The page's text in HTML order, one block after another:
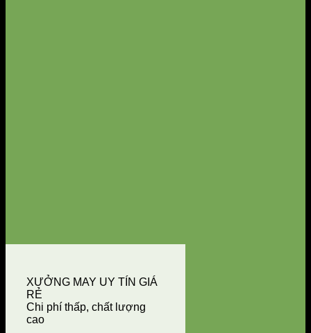
XƯỞNG MAY UY TÍN GIÁ
RẺ
Chi phí thấp, chất lượng
cao